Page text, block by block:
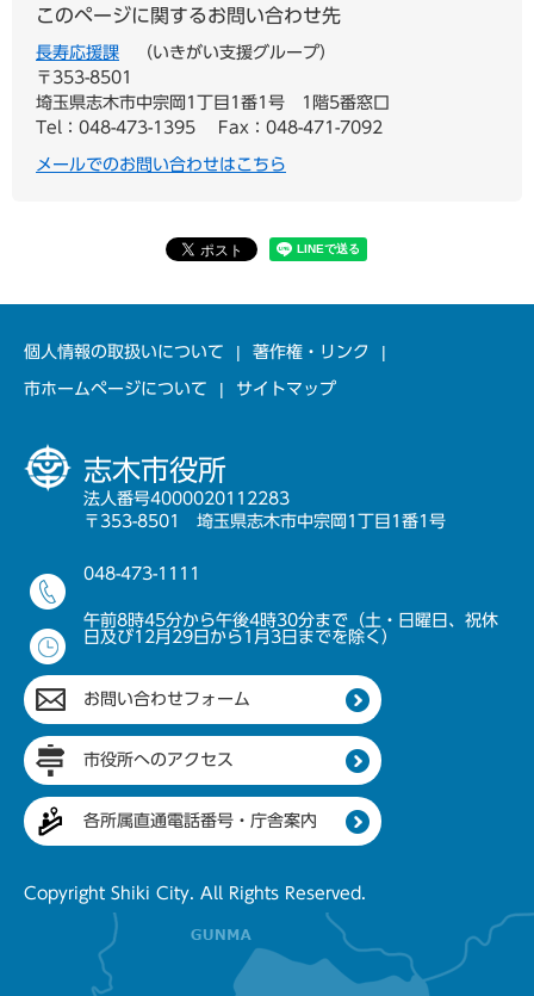
このページに関するお問い合わせ先
長寿応援課
いきがい支援グループ
〒353-8501
埼玉県志木市中宗岡1丁目1番1号 1階5番窓口
Tel：048-473-1395
Fax：048-471-7092
メールでのお問い合わせはこちら
個人情報の取扱いについて 著作権・リンク
市ホームページについて サイトマップ
志木市役所
法人番号4000020112283
〒353-8501 埼玉県志木市中宗岡1丁目1番1号
048-473-1111
午前8時45分から午後4時30分まで（土・日曜日、祝休
日及び12月29日から1月3日までを除く）
お問い合わせフォーム
市役所へのアクセス
各所属直通電話番号・庁舎案内
Copyright Shiki City. All Rights Reserved.